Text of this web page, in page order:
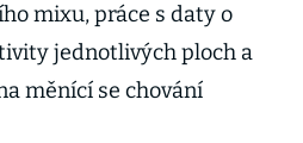
mixu, práce s daty o
jednotlivých ploch a
měnící se chování